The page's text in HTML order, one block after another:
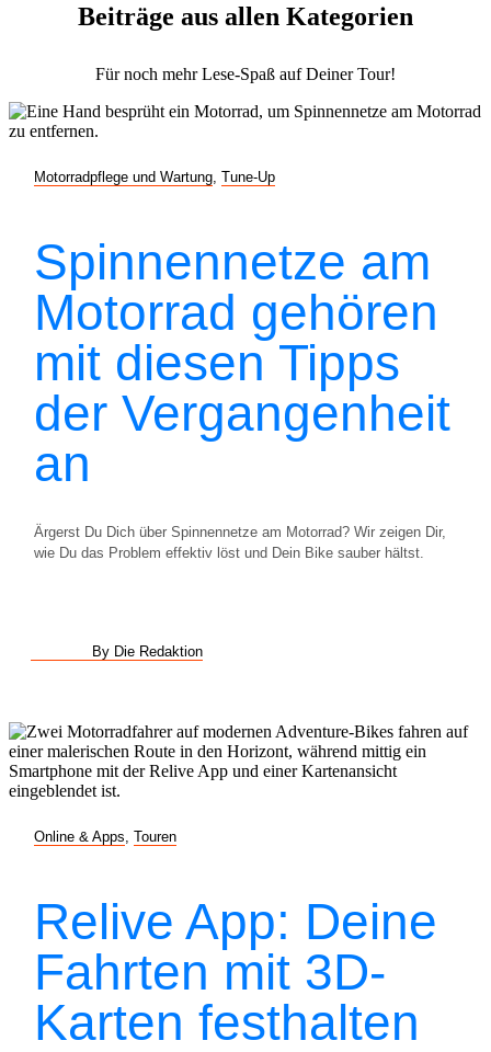
Beiträge aus allen Kategorien
Für noch mehr Lese-Spaß auf Deiner Tour!
Motorradpflege und Wartung Tune-Up
Spinnennetze am
Motorrad gehören
mit diesen Tipps
der Vergangenheit
an
Ärgerst Du Dich über Spinnennetze am Motorrad? Wir zeigen Dir,
wie Du das Problem effektiv löst und Dein Bike sauber hältst.
By Die Redaktion
Online & Apps Touren
Relive App: Deine
Fahrten mit 3D-
Karten festhalten